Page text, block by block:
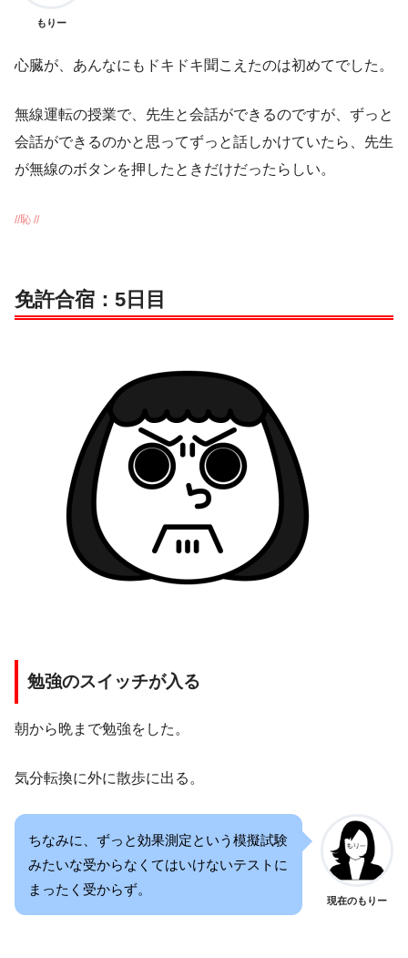
もりー
心臓が、あんなにもドキドキ聞こえたのは初めてでした。
無線運転の授業で、先生と会話ができるのですが、ずっと
会話ができるのかと思ってずっと話しかけていたら、先生
が無線のボタンを押したときだけだったらしい。
//恥 //
免許合宿：5日目
勉強のスイッチが入る
朝から晩まで勉強をした。
気分転換に外に散歩に出る。
ちなみに、ずっと効果測定という模擬試験
みたいな受からなくてはいけないテストに
まったく受からず。
現在のもりー